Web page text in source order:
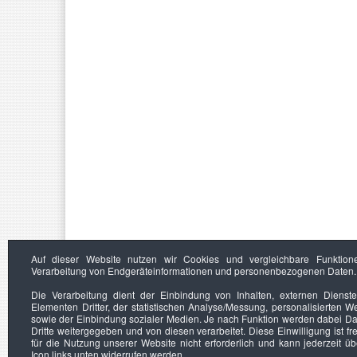
Auf dieser Website nutzen wir Cookies und vergleichbare
Verarbeitung von Endgeräteinformationen und personenbezogenen Daten.
Die Verarbeitung dient der Einbindung von Inhalten, externen
Elementen Dritter, der statistischen Analyse/Messung, personalisierten
sowie der Einbindung sozialer Medien. Je nach Funktion werden dabei
Dritte weitergegeben und von diesen verarbeitet. Diese Einwilligung ist
für die Nutzung unserer Website nicht erforderlich und kann jederzeit
Icon links unten widerrufen werden.